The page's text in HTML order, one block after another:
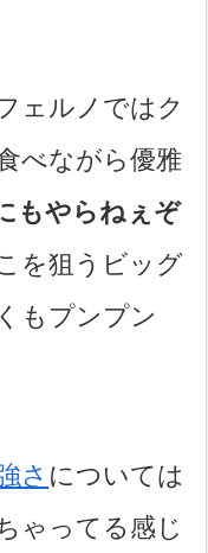
ェルノではク
べながら優雅
もやらねぇぞ
を狙うビッグ
もプンプン
さ については
ゃってる感じ